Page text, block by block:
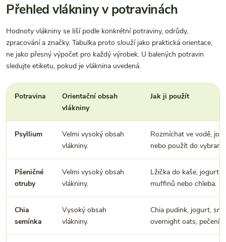
Přehled vlákniny v potravinách
Hodnoty vlákniny se liší podle konkrétní potraviny, odrůdy,
zpracování a značky. Tabulka proto slouží jako praktická orientace,
ne jako přesný výpočet pro každý výrobek. U balených potravin
sledujte etiketu, pokud je vláknina uvedená.
Potravina
Orientační obsah
vlákniny
Jak ji použít
Psyllium
Velmi vysoký obsah
vlákniny.
Rozmíchat ve vodě,
nebo použít do
Pšeničné
otruby
Velmi vysoký obsah
vlákniny.
Lžička do kaše,
muffinů nebo chleba.
Chia
semínka
Vysoký obsah
vlákniny.
Chia pudink, jogurt,
overnight oats, pečení.